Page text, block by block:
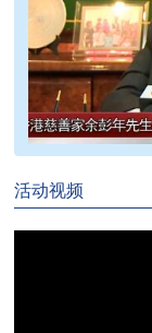
活动视频